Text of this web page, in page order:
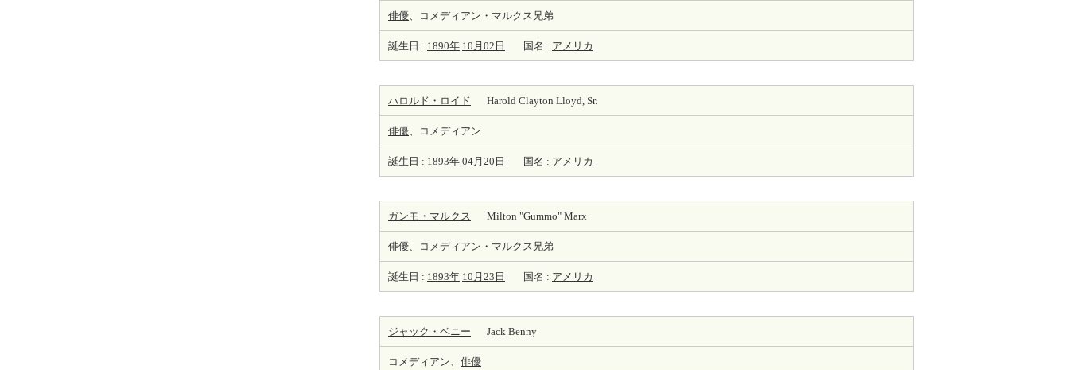
俳優、コメディアン・マルクス兄弟
誕生日 : 1890年 10月02日 国名 : アメリカ
ハロルド・ロイド Harold Clayton Lloyd, Sr.
俳優、コメディアン
誕生日 : 1893年 04月20日 国名 : アメリカ
ガンモ・マルクス Milton "Gummo" Marx
俳優、コメディアン・マルクス兄弟
誕生日 : 1893年 10月23日 国名 : アメリカ
ジャック・ベニー Jack Benny
コメディアン、 俳優